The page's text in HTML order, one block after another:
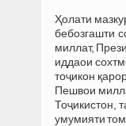
Ҳолати
бебозгашти
миллат,
иддаои
тоҷикон
Пешвои
Тоҷикистон,
умумияти